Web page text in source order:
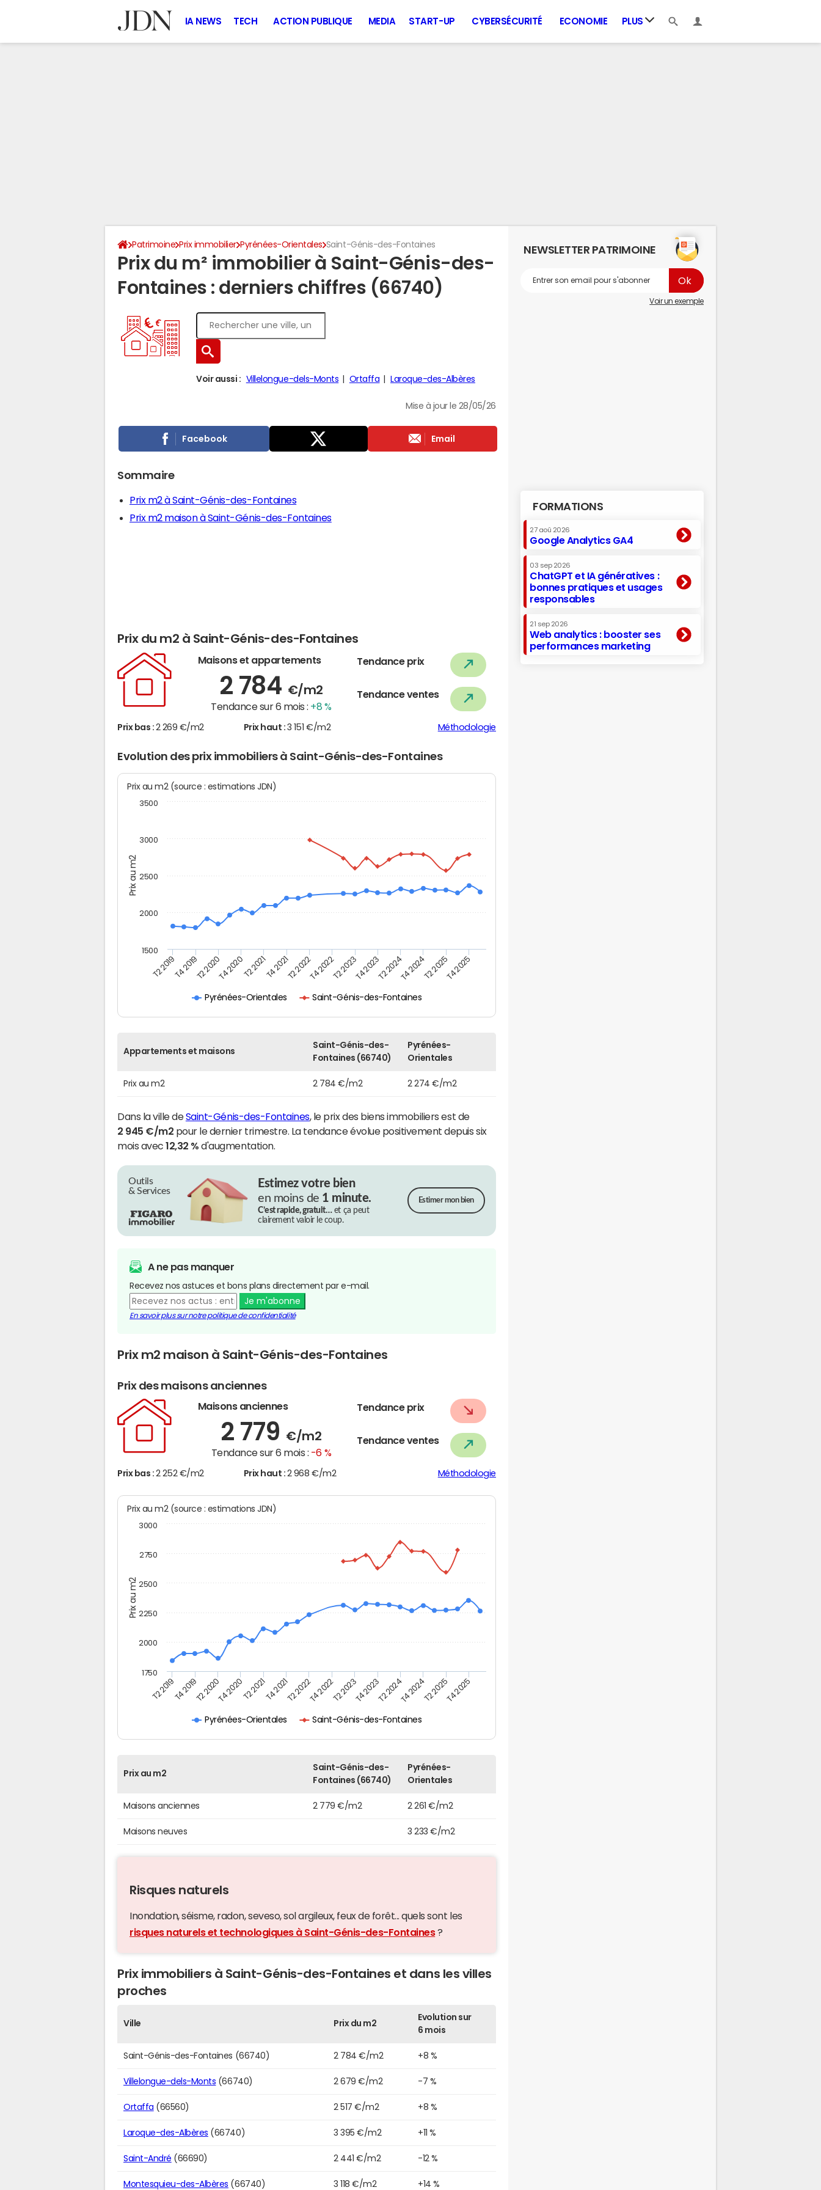
IA NEWS TECH ACTION PUBLIQUE MEDIA START-UP CYBERSÉCURITÉ ECONOMIE PLUS
Patrimoine Prix immobilier Pyrénées-Orientales Saint-Génis-des-Fontaines
Prix du m² immobilier à Saint-Génis-des-
Fontaines : derniers chiffres (66740)
Voir aussi : Villelongue-dels-Monts Ortaffa Laroque-des-Albères
Mise à jour le 28/05/26
Facebook Email
Sommaire
Prix m2 à Saint-Génis-des-Fontaines
Prix m2 maison à Saint-Génis-des-Fontaines
Prix du m2 à Saint-Génis-des-Fontaines
Maisons et appartements
2 784 €/m2
Tendance sur 6 mois : +8 %
Tendance prix
Tendance ventes
Prix bas : 2 269 €/m2 Prix haut : 3 151 €/m2 Méthodologie
Evolution des prix immobiliers à Saint-Génis-des-Fontaines
Prix au m2
Prix au m2 (source : estimations JDN)
Pyrénées-Orientales Saint-Génis-des-Fontaines
T2 2019T4 2019T2 2020T4 2020T2 2021T4 2021T2 2022T4 2022T2 2023T4 2023T2 2024T4 2024T2 2025T4 2025
1500
2000
2500
3000
3500
Appartements et maisons
Saint-Génis-des-
Fontaines (66740)
Pyrénées-
Orientales
Prix au m2 2 784 €/m2 2 274 €/m2
Dans la ville deSaint-Génis-des-Fontaines, le prix des biens immobiliers est de
2 945 €/m2 pour le dernier trimestre. La tendance évolue positivement depuis six
mois avec12,32 % d'augmentation.
Outils
& Services
Estimez votre bien
en moins de 1 minute.
C’est rapide, gratuit…et ça peut
clairement valoir le coup.
Estimer mon bien
A ne pas manquer
Recevez nos astuces et bons plans directement par e-mail.
Je m'abonne
En savoir plus sur notre politique de confidentialité
Prix m2 maison à Saint-Génis-des-Fontaines
Prix des maisons anciennes
Maisons anciennes
2 779 €/m2
Tendance sur 6 mois : -6 %
Tendance prix
Tendance ventes
Prix bas : 2 252 €/m2 Prix haut : 2 968 €/m2 Méthodologie
Prix au m2
Prix au m2 (source : estimations JDN)
Pyrénées-Orientales Saint-Génis-des-Fontaines
T2 2019T4 2019T2 2020T4 2020T2 2021T4 2021T2 2022T4 2022T2 2023T4 2023T2 2024T4 2024T2 2025T4 2025
1750
2000
2250
2500
2750
3000
Prix au m2
Saint-Génis-des-
Fontaines (66740)
Pyrénées-
Orientales
Maisons anciennes 2 779 €/m2 2 261 €/m2
Maisons neuves 3 233 €/m2
Risques naturels
Inondation, séisme, radon, seveso, sol argileux, feux de forêt... quels sont les
risques naturels et technologiques à Saint-Génis-des-Fontaines?
Prix immobiliers à Saint-Génis-des-Fontaines et dans les villes
proches
Ville Prix du m2
Evolution sur
6 mois
Saint-Génis-des-Fontaines (66740) 2 784 €/m2 +8 %
Villelongue-dels-Monts (66740) 2 679 €/m2 -7 %
Ortaffa (66560) 2 517 €/m2 +8 %
Laroque-des-Albères (66740) 3 395 €/m2 +11 %
Saint-André (66690) 2 441 €/m2 -12 %
Montesquieu-des-Albères (66740) 3 118 €/m2 +14 %
NEWSLETTER PATRIMOINE
Voir un exemple
FORMATIONS
27 aoû 2026
Google Analytics GA4
03 sep 2026
ChatGPT et IA génératives :
bonnes pratiques et usages
responsables
21 sep 2026
Web analytics : booster ses
performances marketing